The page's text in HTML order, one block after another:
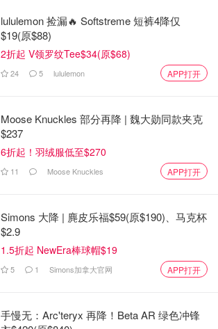
lululemon 捡漏🔥 Softstreme 短裤4降仅
$19(原$88)
2折起 V领罗纹Tee$34(原$68)
24 5 lululemon APP打开
Moose Knuckles 部分再降 | 魏大勋同款夹克
$237
6折起！羽绒服低至$270
11 Moose Knuckles APP打开
Simons 大降 | 麂皮乐福$59(原$190)、马克杯
$2.9
1.5折起 NewEra棒球帽$19
5 1 Simons加拿大官网 APP打开
手慢无：Arc'teryx 再降！Beta AR 绿色冲锋